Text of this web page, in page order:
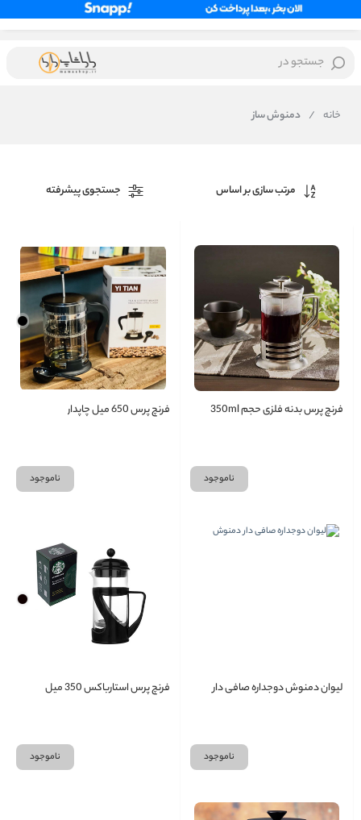
جستجو در
خانه / دمنوش ساز
مرتب سازی بر اساس جستجوی پیشرفته
فرنچ پرس بدنه فلزی حجم 350ml
ناموجود
فرنچ پرس 650 میل چاپدار
ناموجود
لیوان دمنوش دوجداره صافی دار
ناموجود
فرنچ پرس استارباکس 350 میل
ناموجود